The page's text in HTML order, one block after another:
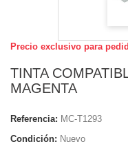
Precio exclusivo para
TINTA
MAGENTA
Referencia: MC-T1293
Condición: Nuevo